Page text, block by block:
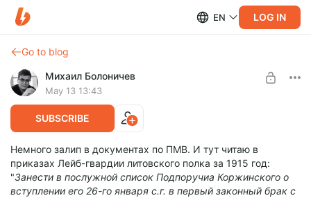
EN LOG IN
Go to blog
Михаил Болоничев
May 13 13:43
SUBSCRIBE
Немного залип в документах по ПМВ. И тут читаю в
приказах Лейб-гвардии литовского полка за 1915 год:
"Занести в послужной список Подпоручиа Коржинского о
вступлении его 26-го января с.г. в первый законный брак с